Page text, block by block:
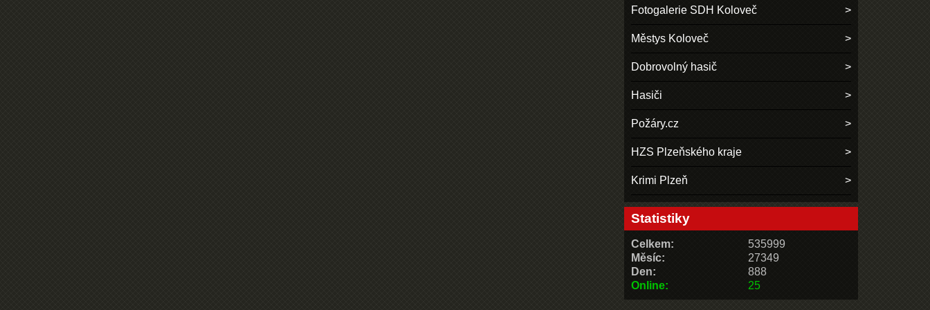
Fotogalerie SDH Koloveč
Městys Koloveč
Dobrovolný hasič
Hasiči
Požáry.cz
HZS Plzeňského kraje
Krimi Plzeň
Statistiky
Online: 25
Celkem:
535999
Měsíc:
27349
Den:
888